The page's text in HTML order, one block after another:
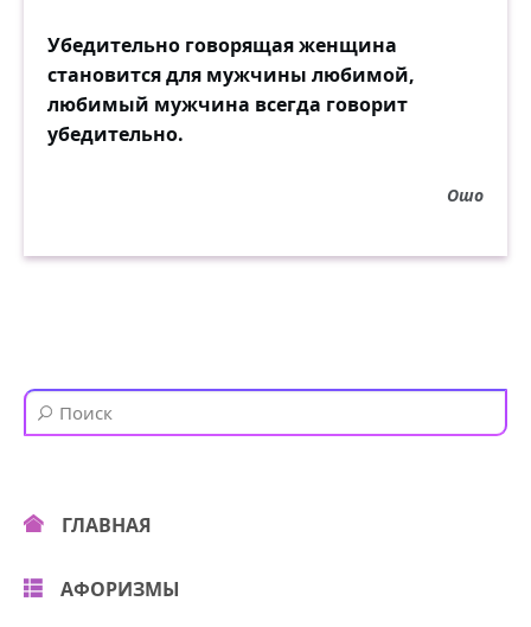
Убедительно говорящая женщина
становится для мужчины любимой,
любимый мужчина всегда говорит
убедительно.
Ошо
ГЛАВНАЯ
АФОРИЗМЫ